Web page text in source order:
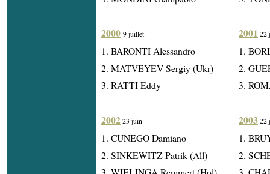
2000 9 juillet
1. BARONTI Alessandro
2. MATVEYEV Sergiy (Ukr)
3. RATTI Eddy
2002 23 juin
1. CUNEGO Damiano
2. SINKEWITZ Patrik (All)
2001 22
1.
2.
3.
2003 22
1.
2.